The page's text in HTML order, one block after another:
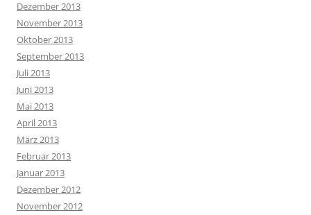
Dezember 2013
November 2013
Oktober 2013
September 2013
Juli 2013
Juni 2013
Mai 2013
April 2013
März 2013
Februar 2013
Januar 2013
Dezember 2012
November 2012